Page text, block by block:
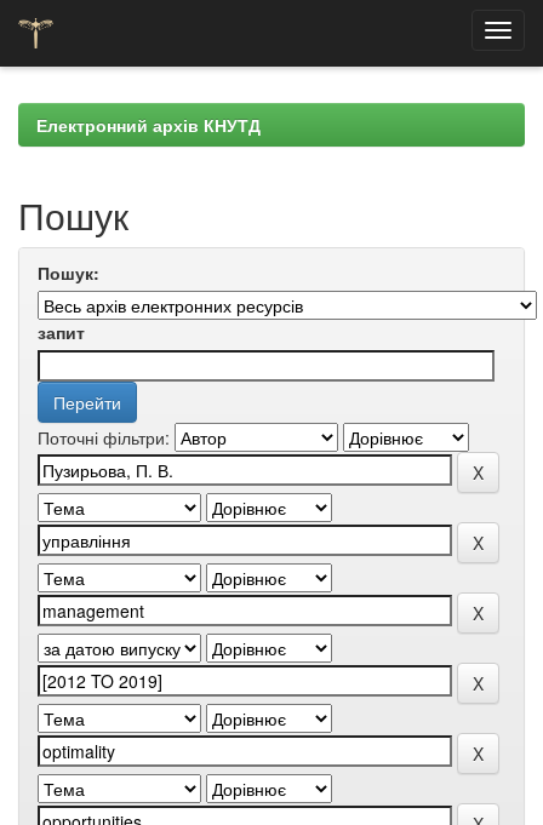
navigationЕлектронний архів КНУТД
Пошук
Пошук:
запит
Поточні фільтри: